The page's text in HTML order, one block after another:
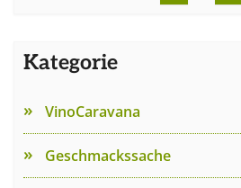
Kategorie
VinoCaravana
Geschmackssache